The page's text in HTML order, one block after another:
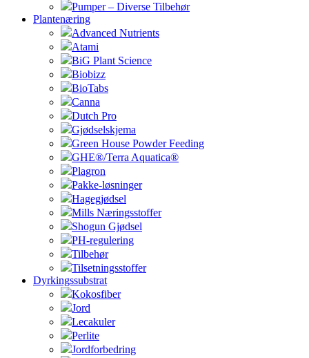
Pumper – Diverse Tilbehør
Plantenæring
Advanced Nutrients
Atami
BiG Plant Science
Biobizz
BioTabs
Canna
Dutch Pro
Gjødselskjema
Green House Powder Feeding
GHE®/Terra Aquatica®
Plagron
Pakke-løsninger
Hagegjødsel
Mills Næringsstoffer
Shogun Gjødsel
PH-regulering
Tilbehør
Tilsetningsstoffer
Dyrkingssubstrat
Kokosfiber
Jord
Lecakuler
Perlite
Jordforbedring